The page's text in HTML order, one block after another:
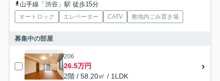
山手線「渋谷」駅 徒歩15分
オートロック エレベーター CATV 敷地内ごみ置き場
募集中の部屋
206
26.5万円
2階 / 58.20㎡ / 1LDK